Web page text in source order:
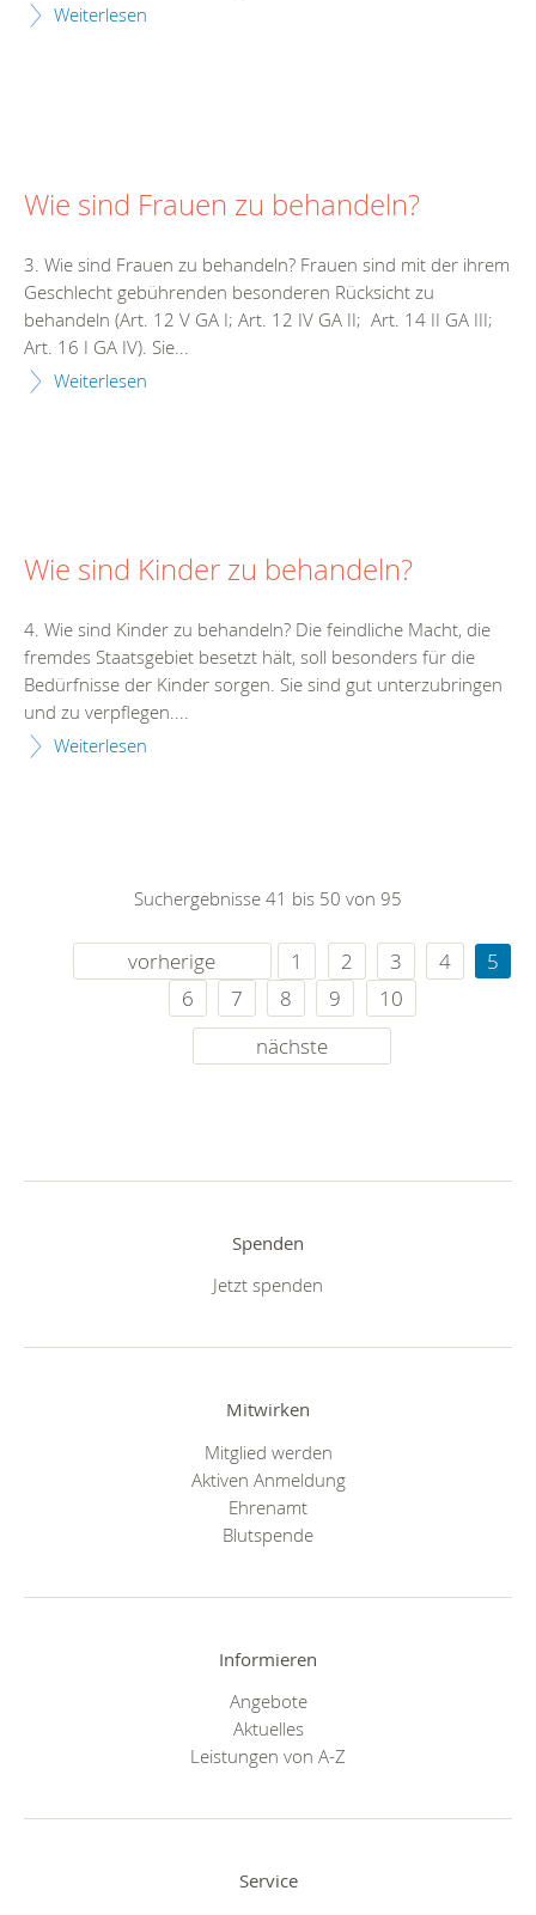
Weiterlesen
Wie sind Frauen zu behandeln?
3. Wie sind Frauen zu behandeln? Frauen sind mit der ihrem
Geschlecht gebührenden besonderen Rücksicht zu
behandeln (Art. 12 V GA I; Art. 12 IV GA II; Art. 14 II GA III;
Art. 16 I GA IV). Sie...
Weiterlesen
Wie sind Kinder zu behandeln?
4. Wie sind Kinder zu behandeln? Die feindliche Macht, die
fremdes Staatsgebiet besetzt hält, soll besonders für die
Bedürfnisse der Kinder sorgen. Sie sind gut unterzubringen
und zu verpflegen....
Weiterlesen
Suchergebnisse 41 bis 50 von 95
vorherige 1 2 3 4
5
6
7 8 9
10
nächste
Spenden
Jetzt spenden
Mitwirken
Mitglied werden
Aktiven Anmeldung
Ehrenamt
Blutspende
Informieren
Angebote
Aktuelles
Leistungen von A-Z
Service